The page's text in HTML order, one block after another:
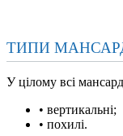
ТИПИ
У цілому всі
• вертикальні;
• похилі.